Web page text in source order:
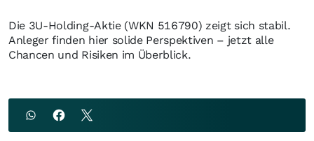
Die 3U-Holding-Aktie (WKN 516790) zeigt sich stabil.
Anleger finden hier solide Perspektiven – jetzt alle
Chancen und Risiken im Überblick.